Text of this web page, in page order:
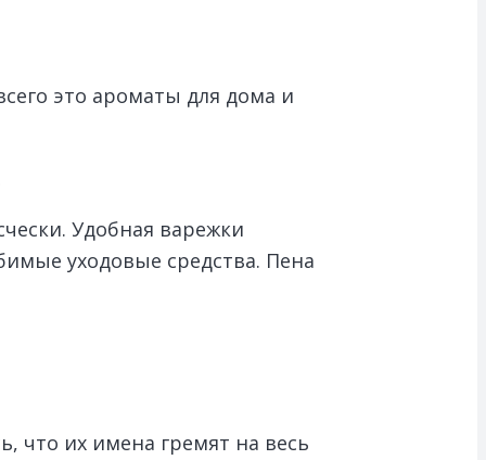
это ароматы для дома и
Удобная варежки
уходовые средства. Пена
что их имена гремят на весь